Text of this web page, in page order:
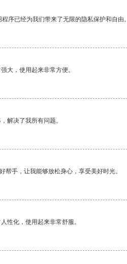
序已经为我们带来了无限的隐私保护和自由。
大，使用起来非常方便。
解决了我所有问题。
帮手，让我能够放松身心，享受美好时光。
性化，使用起来非常舒服。